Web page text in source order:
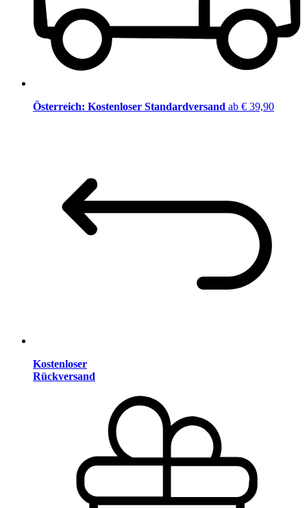
Österreich: Kostenloser Standardversand ab € 39,90
Kostenloser
Rückversand